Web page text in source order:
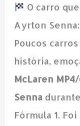
O carro
Ayrton
Poucos
história,
McLaren
Senna
Fórmula 1.